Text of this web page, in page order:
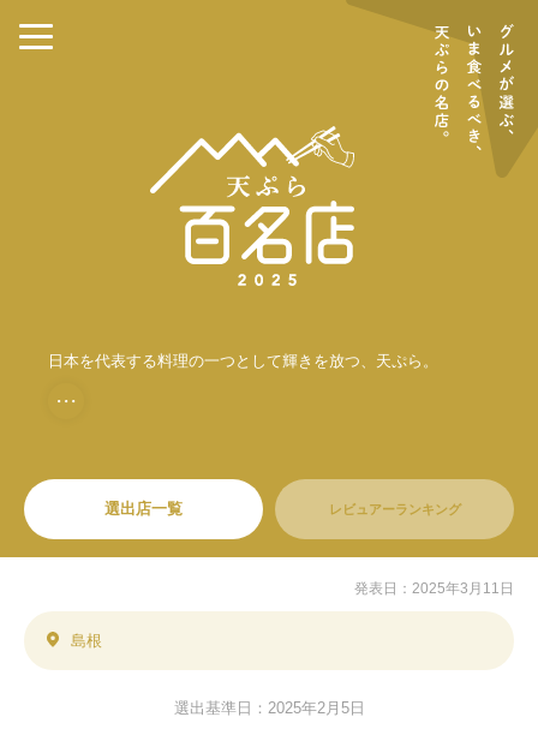
日本を代表する料理の一つとして輝きを放つ、天ぷら。
・・・
選出店一覧 レビュアーランキング
発表日：2025年3月11日
島根
選出基準日：2025年2月5日